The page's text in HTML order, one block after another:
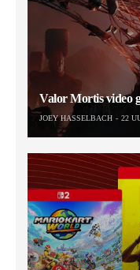
Valor Mortis video
JOEY HASSELBACH 22